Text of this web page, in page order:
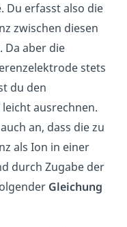
Du erfasst also die
zwischen diesen
Da aber die
stets
du den
ausrechnen.
an, dass die zu
als Ion in einer
durch Zugabe der
Gleichung